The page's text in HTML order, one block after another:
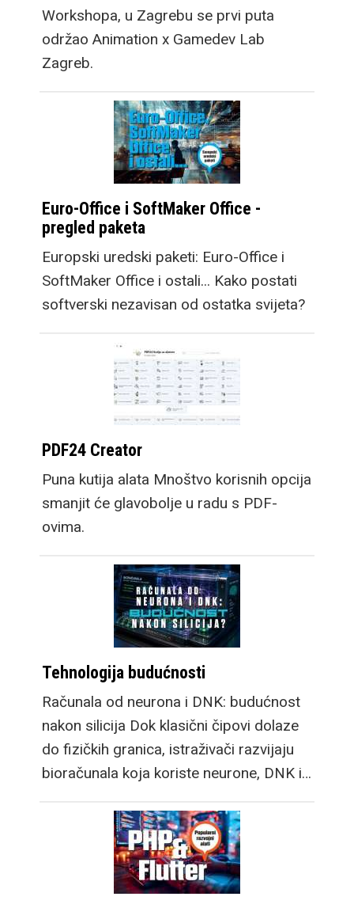
Workshopa, u Zagrebu se prvi puta
održao Animation x Gamedev Lab
Zagreb.
Euro-Office i SoftMaker Office -
pregled paketa
Europski uredski paketi: Euro-Office i
SoftMaker Office i ostali... Kako postati
softverski nezavisan od ostatka svijeta?
PDF24 Creator
Puna kutija alata Mnoštvo korisnih opcija
smanjit će glavobolje u radu s PDF-
ovima.
Tehnologija budućnosti
Računala od neurona i DNK: budućnost
nakon silicija Dok klasični čipovi dolaze
do fizičkih granica, istraživači razvijaju
bioračunala koja koriste neurone, DNK i…